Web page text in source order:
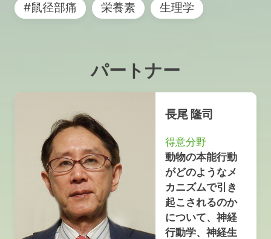
#鼠径部痛
栄養素 生理学
パートナー
長尾 隆司
得意分野
動物の本能行動
がどのようなメ
カニズムで引き
起こされるのか
について、神経
行動学、神経生